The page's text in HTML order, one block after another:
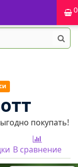
0
покупать!
В сравнение